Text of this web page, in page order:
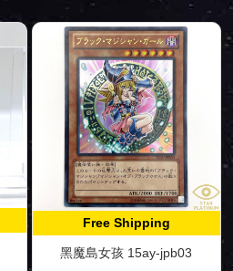
Free Shipping
黑魔島女孩 15ay-jpb03